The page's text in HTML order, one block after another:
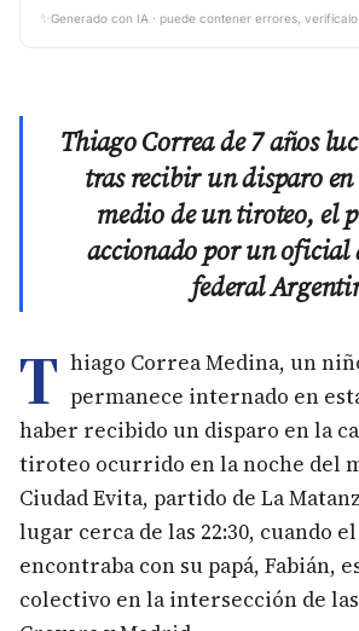
✨ Generado con IA · puede contener errores,
Thiago Correa de 7 años
tras recibir un disparo en
medio de un tiroteo, el
accionado por un oficial
federal
T hiago Correa Medina, un
permanece internado en
haber recibido un disparo en la
tiroteo ocurrido en la noche del
Ciudad Evita, partido de La
lugar cerca de las 22:30, cuando
encontraba con su papá, Fabián,
colectivo en la intersección de